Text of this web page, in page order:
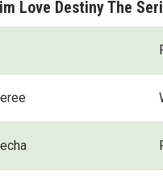
Love Destiny The